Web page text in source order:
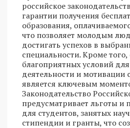
российское
гарантии получения
образования,
что позволяет молодым
достигать успехов в
специальности. Кроме того,
благоприятных условий
деятельности и мотивации
является ключевым
Законодательство
предусматривает льготы и
для студентов, занятых
стипендии и гранты, что